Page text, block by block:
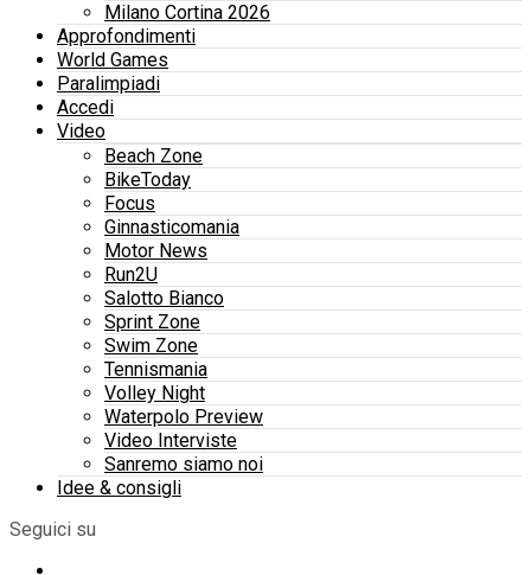
Milano Cortina 2026
Approfondimenti
World Games
Paralimpiadi
Accedi
Video
Beach Zone
BikeToday
Focus
Ginnasticomania
Motor News
Run2U
Salotto Bianco
Sprint Zone
Swim Zone
Tennismania
Volley Night
Waterpolo Preview
Video Interviste
Sanremo siamo noi
Idee & consigli
Seguici su